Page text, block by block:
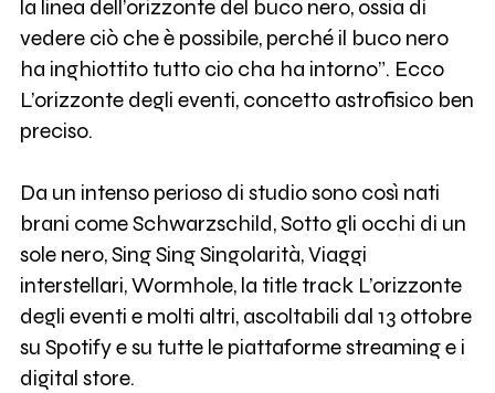
la linea dell’orizzonte del buco nero, ossia di
vedere ciò che è possibile, perché il buco nero
ha inghiottito tutto cio cha ha intorno”. Ecco
L’orizzonte degli eventi, concetto astrofisico ben
preciso.
Da un intenso perioso di studio sono così nati
brani come Schwarzschild, Sotto gli occhi di un
sole nero, Sing Sing Singolarità, Viaggi
interstellari, Wormhole, la title track L’orizzonte
degli eventi e molti altri, ascoltabili dal 13 ottobre
su Spotify e su tutte le piattaforme streaming e i
digital store.